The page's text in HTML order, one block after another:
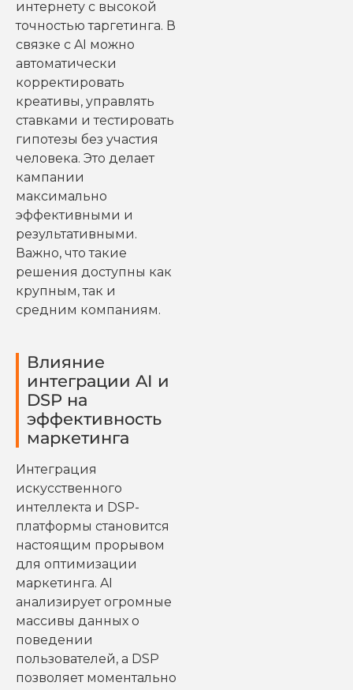
интернету с высокой
точностью таргетинга. В
связке с AI можно
автоматически
корректировать
креативы, управлять
ставками и тестировать
гипотезы без участия
человека. Это делает
кампании
максимально
эффективными и
результативными.
Важно, что такие
решения доступны как
крупным, так и
средним компаниям.
Влияние
интеграции AI и
DSP на
эффективность
маркетинга
Интеграция
искусственного
интеллекта и DSP-
платформы становится
настоящим прорывом
для оптимизации
маркетинга. AI
анализирует огромные
массивы данных о
поведении
пользователей, а DSP
позволяет моментально